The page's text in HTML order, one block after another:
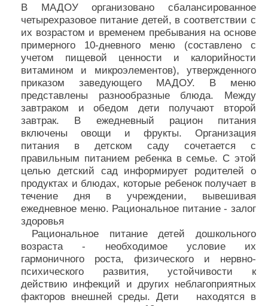
В МАДОУ организовано сбалансированное
четырехразовое питание детей, в соответствии с
их возрастом и временем пребывания на основе
примерного 10-дневного меню (составлено с
учетом пищевой ценности и калорийности
витамином и микроэлементов), утвержденного
приказом заведующего МАДОУ. В меню
представлены разнообразные блюда. Между
завтраком и обедом дети получают второй
завтрак. В ежедневный рацион питания
включены овощи и фрукты. Организация
питания в детском саду сочетается с
правильным питанием ребенка в семье. С этой
целью детский сад информирует родителей о
продуктах и блюдах, которые ребенок получает в
течение дня в учреждении, вывешивая
ежедневное меню. Рациональное питание - залог
здоровья
Рациональное питание детей дошкольного
возраста - необходимое условие их
гармоничного роста, физического и нервно-
психического развития, устойчивости к
действию инфекций и других неблагоприятных
факторов внешней среды. Дети находятся в